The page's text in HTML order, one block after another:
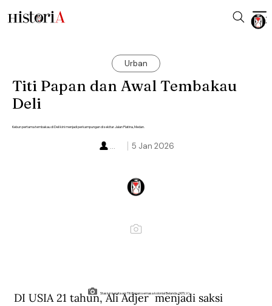
Urban
Titi Papan dan Awal Tembakau
Deli
Kebun pertama tembakau di Deli kini menjadi perkampungan di sekitar Jalan Platina, Medan.
5 Jan 2026
...
Stasiun kereta api Titi Papan semasa kolonial Belanda. (KITLV).
DI USIA 21 tahun, Ali Adjer  menjadi saksi